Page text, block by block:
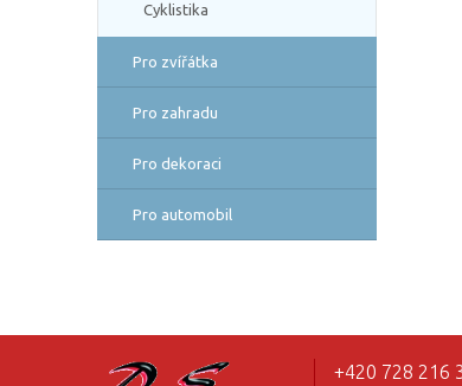
Cyklistika
Pro zvířátka
Pro zahradu
Pro dekoraci
Pro automobil
+420 728 216